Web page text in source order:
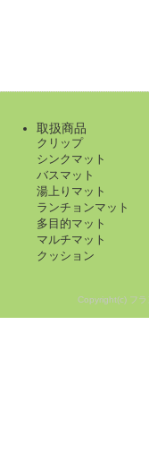
取扱商品
クリップ
シンクマット
バスマット
湯上りマット
ランチョンマット
多目的マット
マルチマット
クッション
Copyright(c) フ